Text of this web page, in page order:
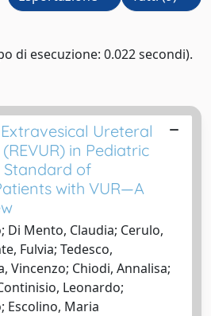
di esecuzione: 0.022 secondi).
Ureteral
in Pediatric
Standard of
with VUR—A
Di Mento, Claudia; Cerulo,
Fulvia; Tedesco,
Vincenzo; Chiodi, Annalisa;
Leonardo;
Escolino, Maria